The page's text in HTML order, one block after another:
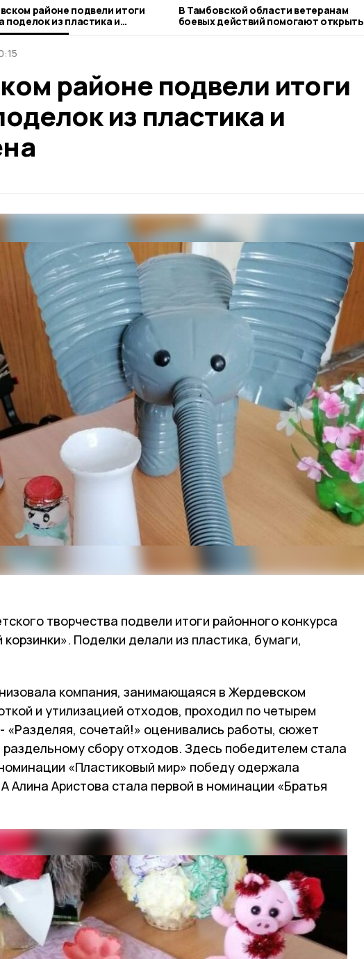
районе подвели итоги
поделок из пластика и
В Тамбовской области ветеранам
боевых действий помогают открыть
бизнес
районе подвели итоги
из пластика и
творчества подвели итоги районного конкурса
Поделки делали из пластика, бумаги,
компания, занимающаяся в Жердевском
и утилизацией отходов, проходил по четырем
«Разделяя, сочетай!» оценивались работы, сюжет
сбору отходов. Здесь победителем стала
«Пластиковый мир» победу одержала
Алина Аристова стала первой в номинации «Братья